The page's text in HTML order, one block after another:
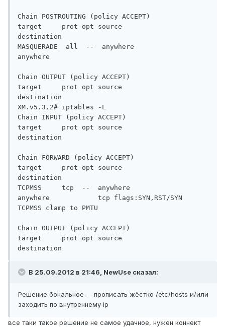
Chain POSTROUTING (policy ACCEPT)
target     prot opt source
destination
MASQUERADE  all  --  anywhere
anywhere
Chain OUTPUT (policy ACCEPT)
target     prot opt source
destination
XM.v5.3.2# iptables -L
Chain INPUT (policy ACCEPT)
target     prot opt source
destination
Chain FORWARD (policy ACCEPT)
target     prot opt source
destination
TCPMSS     tcp  --  anywhere
anywhere            tcp flags:SYN,RST/SYN
TCPMSS clamp to PMTU
Chain OUTPUT (policy ACCEPT)
target     prot opt source
В 25.09.2012 в 21:46, NewUse сказал:
Решение бональное -- прописать жёстко /etc/hosts и/или
заходить по внутреннему ip
все таки такое решение не самое удачное, нужен коннект